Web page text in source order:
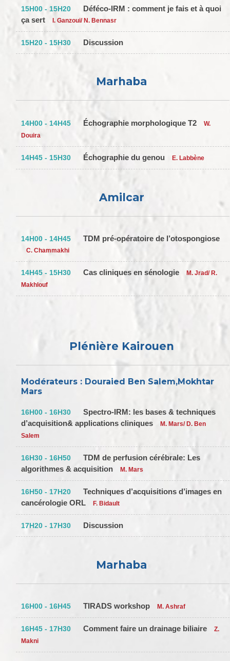
15H00 - 15H20
Déféco-IRM : comment je fais et à quoi
ça sert
I. Ganzoui/ N. Bennasr
15H20 - 15H30 Discussion
Marhaba
14H00 - 14H45 Échographie morphologique T2
W.
Douira
14H45 - 15H30 Échographie du genou E. Labbène
Amilcar
14H00 - 14H45 TDM pré-opératoire de l’otospongiose
C. Chammakhi
14H45 - 15H30 Cas cliniques en sénologie
M. Jrad/ R.
Makhlouf
Plénière Kairouen
Modérateurs : Douraied Ben Salem,Mokhtar
Mars
16H00 - 16H30
Spectro-IRM: les bases & techniques
d’acquisition& applications cliniques
M. Mars/ D. Ben
Salem
16H30 - 16H50
TDM de perfusion cérébrale: Les
algorithmes & acquisition
M. Mars
16H50 - 17H20
Techniques d’acquisitions d’images en
cancérologie ORL
F. Bidault
17H20 - 17H30 Discussion
Marhaba
16H00 - 16H45 TIRADS workshop M. Ashraf
16H45 - 17H30 Comment faire un drainage biliaire
Z.
Makni